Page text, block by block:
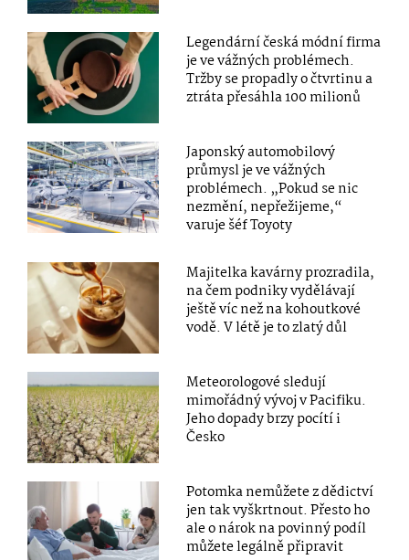
Legendární česká módní firma
je ve vážných problémech.
Tržby se propadly o čtvrtinu a
ztráta přesáhla 100 milionů
Japonský automobilový
průmysl je ve vážných
problémech. „Pokud se nic
nezmění, nepřežijeme,“
varuje šéf Toyoty
Majitelka kavárny prozradila,
na čem podniky vydělávají
ještě víc než na kohoutkové
vodě. V létě je to zlatý důl
Meteorologové sledují
mimořádný vývoj v Pacifiku.
Jeho dopady brzy pocítí i
Česko
Potomka nemůžete z dědictví
jen tak vyškrtnout. Přesto ho
ale o nárok na povinný podíl
můžete legálně připravit